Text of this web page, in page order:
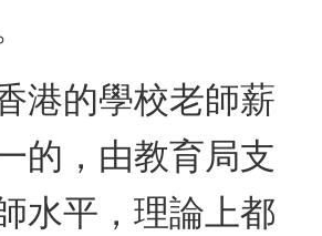
港的學校老師薪
的，由教育局支
水平，理論上都